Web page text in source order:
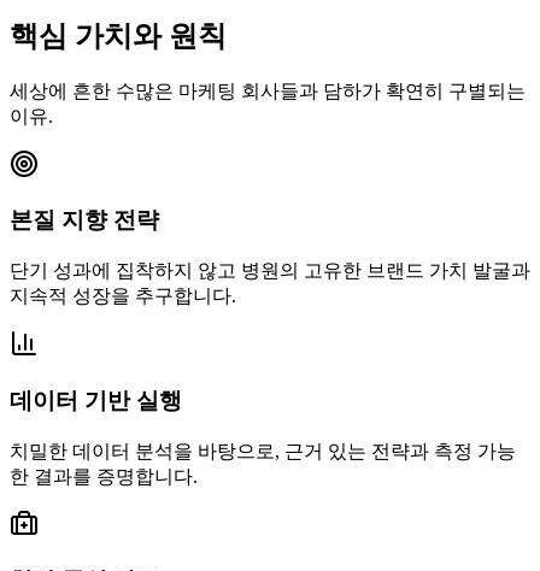
핵심 가치 와 원칙
세상에 흔한 수많은 마케팅 회사들과 담하가 확연히 구별되는
이유.
본질 지향 전략
단기 성과에 집착하지 않고 병원의 고유한 브랜드 가치 발굴과
지속적 성장을 추구합니다.
데이터 기반 실행
치밀한 데이터 분석을 바탕으로, 근거 있는 전략과 측정 가능
한 결과를 증명합니다.